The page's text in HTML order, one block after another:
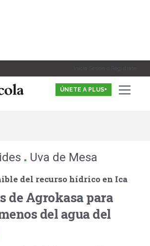
Inicia Sesión o Registrate
ÚNETE A PLUS+
. Uva de Mesa
del recurso hídrico en Ica
de Agrokasa para
del agua del